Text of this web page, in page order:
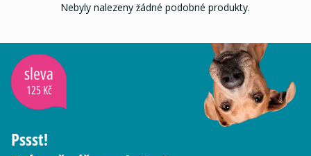
Nebyly nalezeny žádné podobné produkty.
sleva
125 Kč
Pssst!